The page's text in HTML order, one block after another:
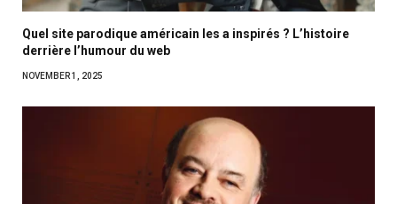
Quel site parodique américain les a inspirés ? L’histoire
derrière l’humour du web
NOVEMBER 1, 2025